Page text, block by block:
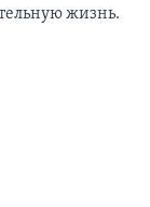
жизнь.